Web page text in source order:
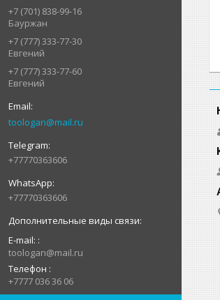
+7 (701) 838-99-16
Бауржан
+7 (777) 333-77-30
Евгений
+7 (777) 333-77-60
Евгений
toologan@mail.ru
+77770363606
+77770363606
E-mail:
toologan@mail.ru
Телефон
+7777 036 36 06